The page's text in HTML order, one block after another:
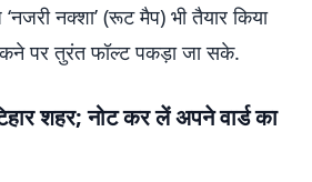
नक्शा’ (रूट मैप) भी तैयार किया
पर तुरंत फॉल्ट पकड़ा जा सके.
शहर; नोट कर लें अपने वार्ड का